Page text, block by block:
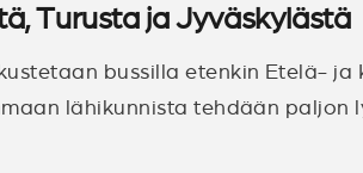
Turusta ja Jyväskylästä
bussilla etenkin Etelä-
lähikunnista tehdään